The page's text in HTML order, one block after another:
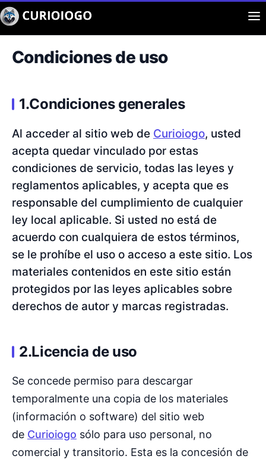
Aplicaciones
Entretenimiento
Buscar
Condiciones de uso
1.Condiciones generales
Al acceder al sitio web de Curioiogo, usted
acepta quedar vinculado por estas
condiciones de servicio, todas las leyes y
reglamentos aplicables, y acepta que es
responsable del cumplimiento de cualquier
ley local aplicable. Si usted no está de
acuerdo con cualquiera de estos términos,
se le prohíbe el uso o acceso a este sitio. Los
materiales contenidos en este sitio están
protegidos por las leyes aplicables sobre
derechos de autor y marcas registradas.
2.Licencia de uso
Se concede permiso para descargar
temporalmente una copia de los materiales
(información o software) del sitio web
de Curioiogo sólo para uso personal, no
comercial y transitorio. Esta es la concesión de